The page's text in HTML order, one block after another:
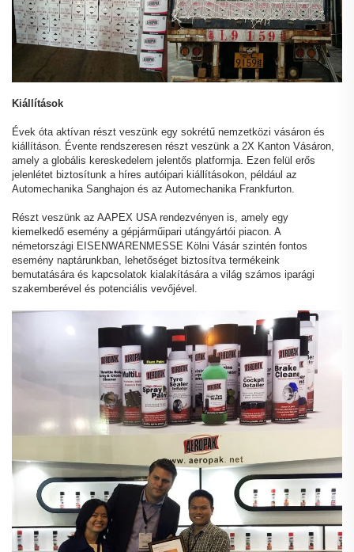
Kiállítások
Évek óta aktívan részt veszünk egy sokrétű nemzetközi vásáron és
kiállításon. Évente rendszeresen részt veszünk a 2X Kanton Vásáron,
amely a globális kereskedelem jelentős platformja. Ezen felül erős
jelenlétet biztosítunk a híres autóipari kiállításokon, például az
Automechanika Sanghajon és az Automechanika Frankfurton.
Részt veszünk az AAPEX USA rendezvényen is, amely egy
kiemelkedő esemény a gépjárműipari utángyártói piacon. A
németországi EISENWARENMESSE Kölni Vásár szintén fontos
esemény naptárunkban, lehetőséget biztosítva termékeink
bemutatására és kapcsolatok kialakítására a világ számos iparági
szakemberével és potenciális vevőjével.